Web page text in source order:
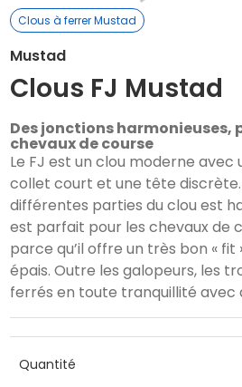
Clous à ferrer Mustad
Mustad
Clous FJ Mustad
Des jonctions harmonieuses,
chevaux de course
Le FJ est un clou moderne avec
collet court et une tête discrète.
différentes parties du clou est
est parfait pour les chevaux de
parce qu’il offre un très bon « fit
épais. Outre les galopeurs, les
ferrés en toute tranquillité avec
Quantité